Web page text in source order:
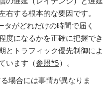
する根本的な要因です。
タがどれだけの時間で届く
度になるかを正確に把握でき
とトラフィック優先制御によ
います（参照*5）。
場合には事情が異なりま